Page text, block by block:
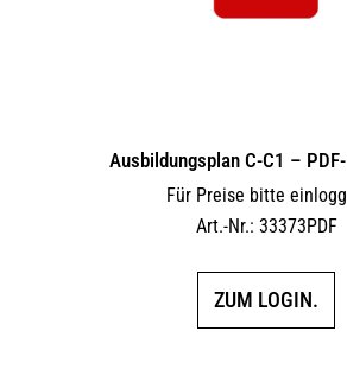
Ausbildungsplan C-C1 –
Für Preise bitte
Art.-Nr.: 33373PDF
ZUM LOGIN.